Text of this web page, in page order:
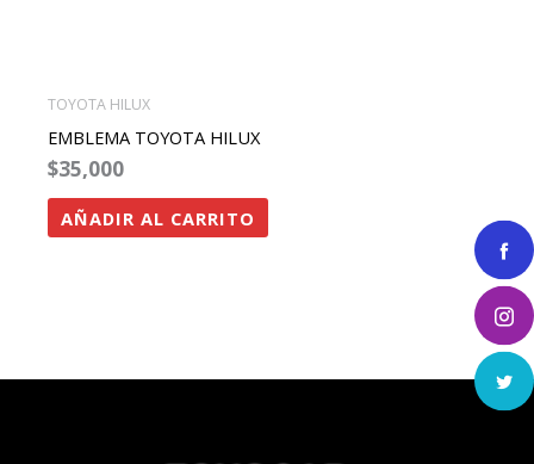
TOYOTA HILUX
EMBLEMA TOYOTA HILUX
$35,000
AÑADIR AL CARRITO